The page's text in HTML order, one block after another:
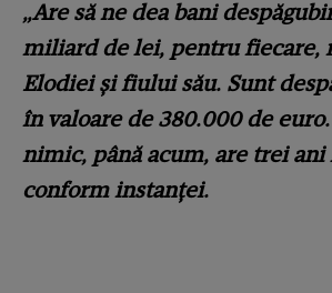
„Are să ne dea bani
miliard de lei, pentru fiecare,
Elodiei și fiului său. Sunt
în valoare de 380.000 de
nimic, până acum, are trei
conform instanței.